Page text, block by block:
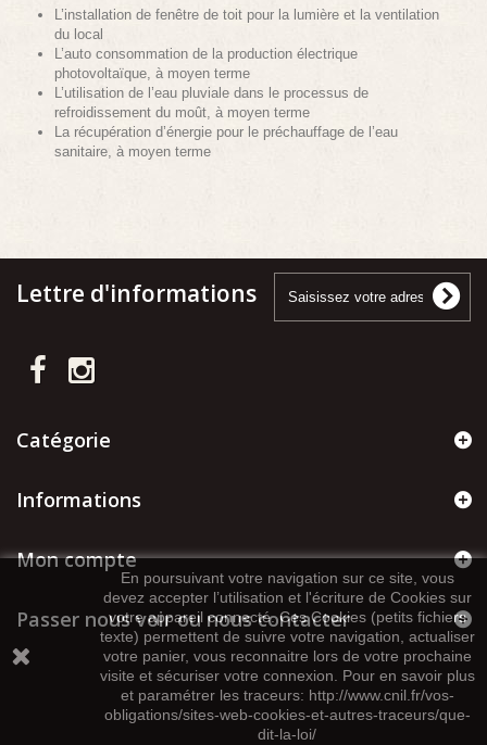
En poursuivant votre navigation sur ce site, vous
devez accepter l’utilisation et l'écriture de Cookies sur
votre appareil connecté. Ces Cookies (petits fichiers
texte) permettent de suivre votre navigation, actualiser
votre panier, vous reconnaitre lors de votre prochaine
visite et sécuriser votre connexion. Pour en savoir plus
et paramétrer les traceurs: http://www.cnil.fr/vos-
obligations/sites-web-cookies-et-autres-traceurs/que-
dit-la-loi/
L’installation de fenêtre de toit pour la lumière et la ventilation
du local
L’auto consommation de la production électrique
photovoltaïque, à moyen terme
L’utilisation de l’eau pluviale dans le processus de
refroidissement du moût, à moyen terme
La récupération d’énergie pour le préchauffage de l’eau
sanitaire, à moyen terme
Lettre d'informations
Catégorie
Informations
Mon compte
Passer nous voir ou nous contacter